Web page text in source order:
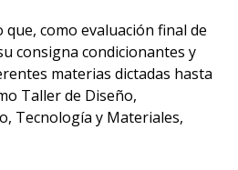
como evaluación final de
consigna condicionantes y
materias dictadas hasta
Taller de Diseño,
Tecnología y Materiales,